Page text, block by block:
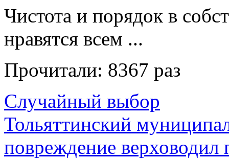
Чистота и порядок в
нравятся всем ...
Прочитали: 8367 раз
Случайный выбор
Тольяттинский
повреждение